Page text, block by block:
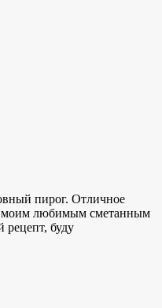
пирог. Отличное
моим любимым сметанным
рецепт, буду